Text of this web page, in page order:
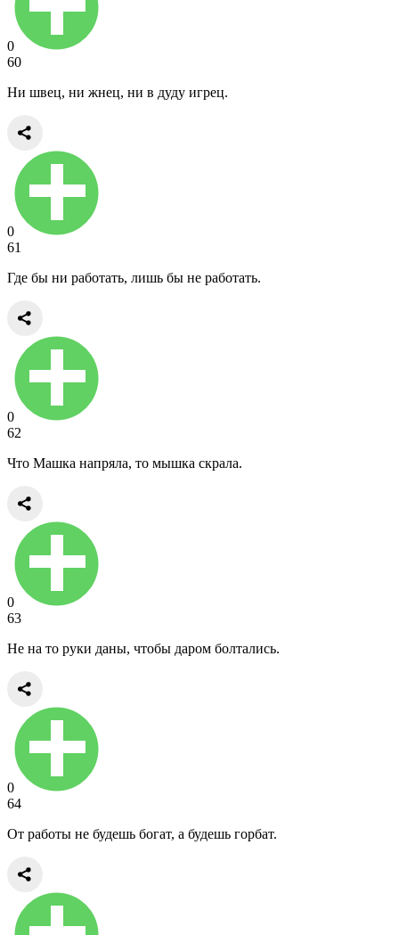
0
60
Ни швец, ни жнец, ни в дуду игрец.
0
61
Где бы ни работать, лишь бы не работать.
0
62
Что Машка напряла, то мышка скрала.
0
63
Не на то руки даны, чтобы даром болтались.
0
64
От работы не будешь богат, а будешь горбат.